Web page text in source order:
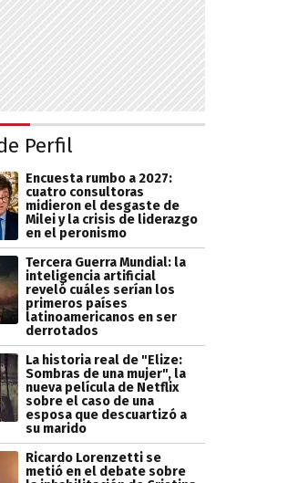
Perfil
Encuesta rumbo a 2027:
cuatro consultoras
midieron el desgaste de
Milei y la crisis de liderazgo
en el peronismo
Tercera Guerra Mundial: la
inteligencia artificial
reveló cuáles serían los
primeros países
latinoamericanos en ser
derrotados
La historia real de "Elize:
Sombras de una mujer", la
nueva película de Netflix
sobre el caso de una
esposa que descuartizó a
su marido
Ricardo Lorenzetti se
metió en el debate sobre